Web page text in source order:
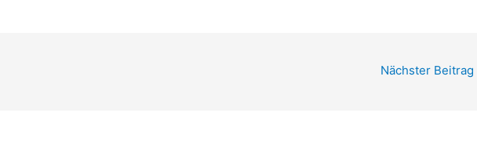
Nächster Beitrag